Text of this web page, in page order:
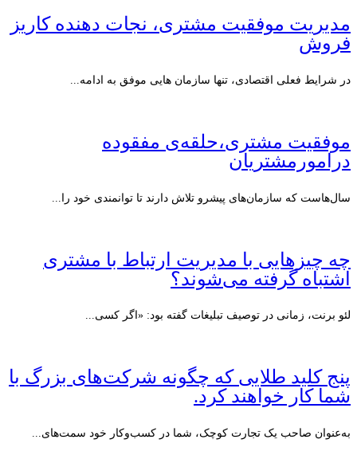
مدیریت موفقیت مشتری، نجات دهنده کاریز
فروش
در شرایط فعلی اقتصادی، تنها سازمان هایی موفق به ادامه...
موفقیت مشتری،حلقه‌ی مفقوده
درامورمشتریان
سال‌هاست که سازمان‌های پیشرو تلاش دارند تا توانمندی خود را...
چه چیزهایی با مدیریت ارتباط با مشتری
اشتباه گرفته می‌شوند؟
لئو برنت، زمانی در توصیف تبلیغات گفته بود: «اگر کسی...
پنج کلید طلایی که چگونه شرکت‌های بزرگ با
شما کار خواهند کرد.
به‌عنوان صاحب یک تجارت کوچک، شما در کسب‌وکار خود سمت‌های...